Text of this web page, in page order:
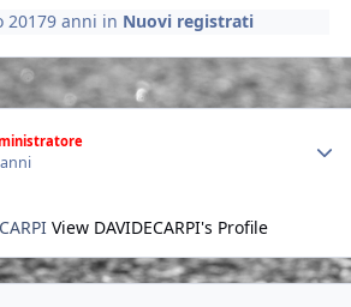
20179 anni in Nuovi registrati
View DAVIDECARPI's Profile